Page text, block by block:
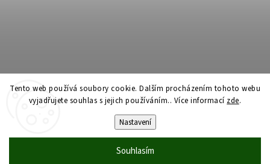
Tento web používá soubory cookie. Dalším procházením tohoto webu
vyjadřujete souhlas s jejich používáním.. Více informací zde.
Nastavení
Souhlasím
Professor Onyx. Všechna práva vyhrazena.